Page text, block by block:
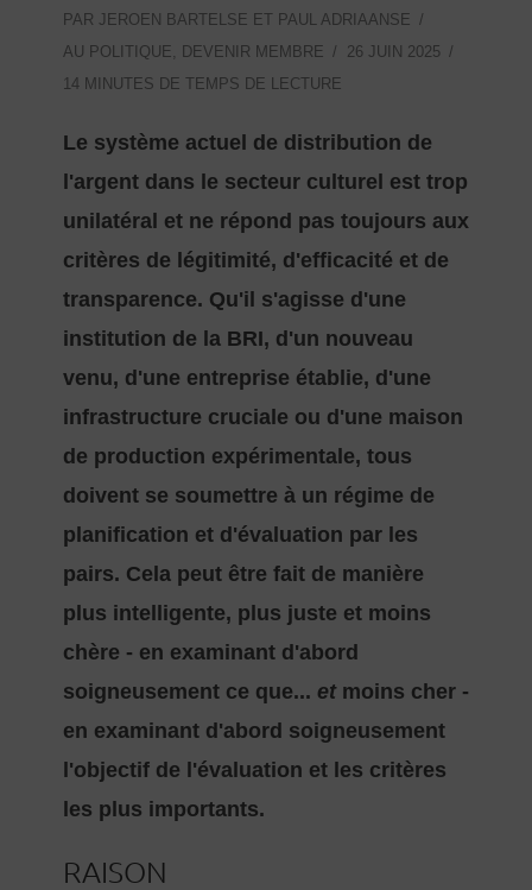
PAR JEROEN BARTELSE ET PAUL ADRIAANSE
AU POLITIQUE DEVENIR MEMBRE
26 JUIN 2025
14 MINUTES DE TEMPS DE LECTURE
Le système actuel de distribution de
l'argent dans le secteur culturel est trop
unilatéral et ne répond pas toujours aux
critères de légitimité, d'efficacité et de
transparence. Qu'il s'agisse d'une
institution de la BRI, d'un nouveau
venu, d'une entreprise établie, d'une
infrastructure cruciale ou d'une maison
de production expérimentale, tous
doivent se soumettre à un régime de
planification et d'évaluation par les
pairs. Cela peut être fait de manière
plus intelligente, plus juste et moins
chère - en examinant d'abord
soigneusement ce que... etmoins cher -
en examinant d'abord soigneusement
l'objectif de l'évaluation et les critères
les plus importants.
RAISON